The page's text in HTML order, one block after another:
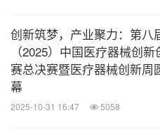
通过激烈的竞技比拼，第
大赛的体外诊断（IVD）
奖 2 名，二等奖 5 名，三
创新筑梦，产业聚力：第八
（2025）中国医疗器械创新
赛总决赛暨医疗器械创新周
幕
2025-10-31 16:47 5058